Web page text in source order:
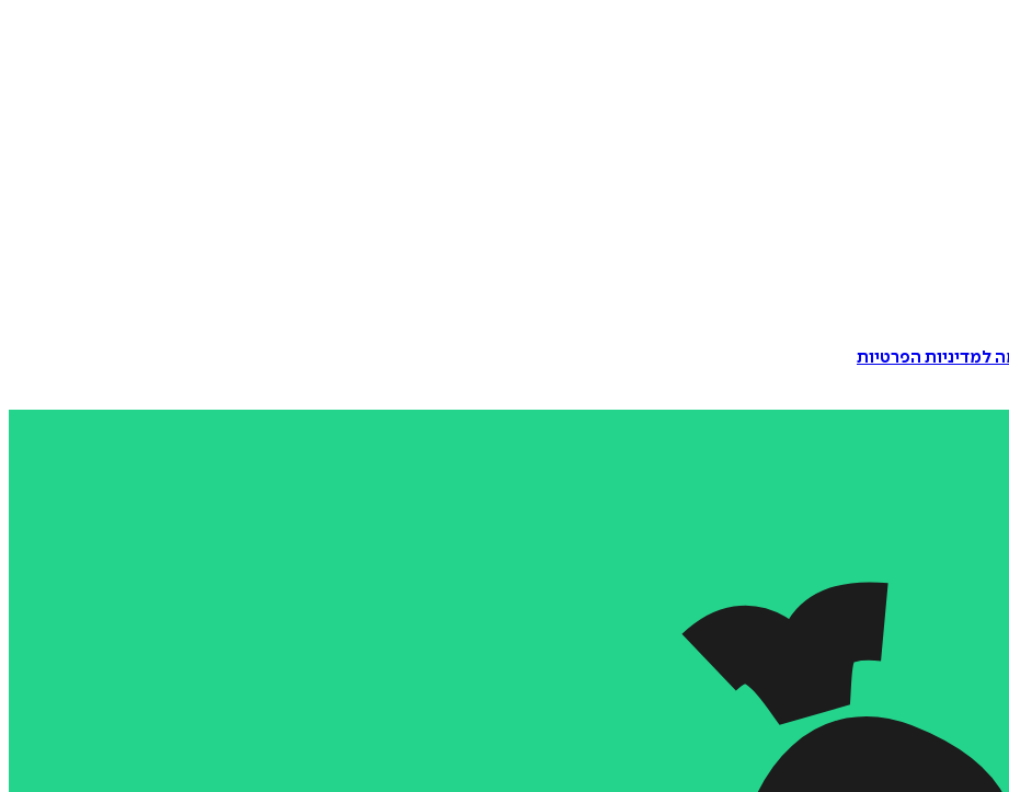
למדיניות הפרטיות